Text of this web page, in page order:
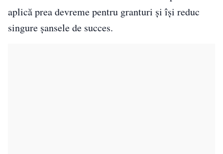
aplică prea devreme pentru granturi și își reduc
singure șansele de succes.